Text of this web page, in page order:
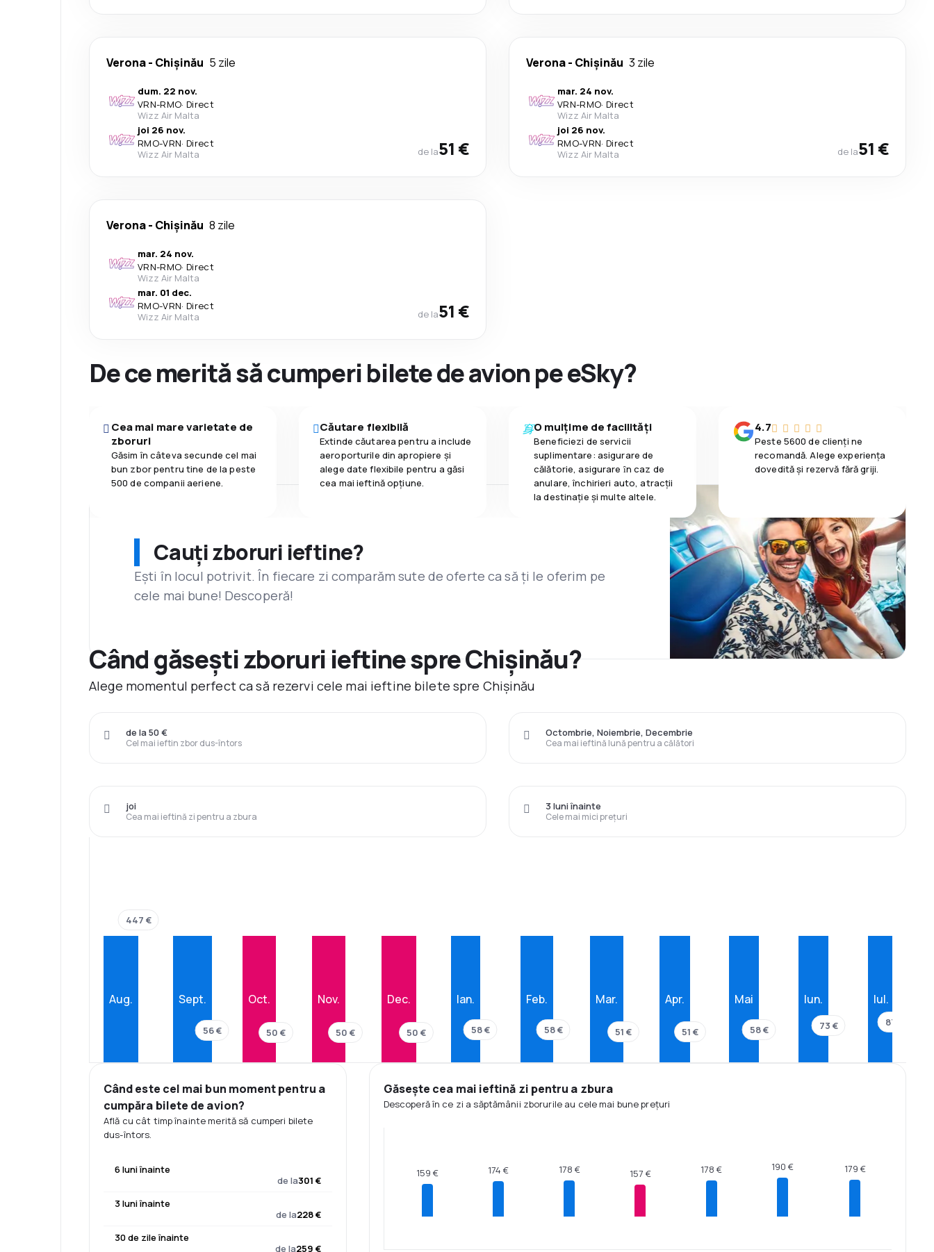
Verona- Chișinău 5 zile
dum. 22 nov.
VRN-RMO· Direct
Wizz Air Malta
joi 26 nov.
RMO-VRN· Direct
Wizz Air Malta
de la51 €
Verona- Chișinău 3 zile
mar. 24 nov.
VRN-RMO· Direct
Wizz Air Malta
joi 26 nov.
RMO-VRN· Direct
Wizz Air Malta
de la51 €
Verona- Chișinău 8 zile
mar. 24 nov.
VRN-RMO· Direct
Wizz Air Malta
mar. 01 dec.
RMO-VRN· Direct
Wizz Air Malta
de la51 €
De ce merită să cumperi bilete de avion pe eSky?
Cea mai mare varietate de
zboruri
Găsim în câteva secunde cel mai
bun zbor pentru tine de la peste
500 de companii aeriene.
Căutare flexibilă
Extinde căutarea pentru a include
aeroporturile din apropiere și
alege date flexibile pentru a găsi
cea mai ieftină opțiune.
O mulțime de facilități
Beneficiezi de servicii
suplimentare: asigurare de
călătorie, asigurare ȋn caz de
anulare, închirieri auto, atracții
la destinaţie și multe altele.
4.7
Peste 5600 de clienți ne
recomandă. Alege experiența
dovedită și rezervă fără griji.
Cauți zboruri ieftine?
Ești în locul potrivit. În fiecare zi comparăm sute de oferte ca să ți le oferim pe
cele mai bune! Descoperă!
Când găsești zboruri ieftine spre Chișinău?
Alege momentul perfect ca să rezervi cele mai ieftine bilete spre Chișinău
Cel mai ieftin zbor dus-întors
de la 50 €
Cea mai ieftină lună pentru a călători
Octombrie, Noiembrie, Decembrie
Cea mai ieftină zi pentru a zbura
joi
Cele mai mici prețuri
3 luni înainte
Aug.
447 €
Sept.
56 €
Oct.
50 €
Nov.
50 €
Dec.
50 €
Ian.
58 €
Feb.
58 €
Mar.
51 €
Apr.
51 €
Mai
58 €
Iun.
73 €
Iul.
87 €
Când este cel mai bun moment pentru a
cumpăra bilete de avion?
Află cu cât timp înainte merită să cumperi bilete
dus-întors.
6 luni înainte
de la301 €
3 luni înainte
de la228 €
30 de zile înainte
de la259 €
Găsește cea mai ieftină zi pentru a zbura
Descoperă în ce zi a săptămânii zborurile au cele mai bune prețuri
159 € 174 € 178 € 157 € 178 € 190 € 179 €